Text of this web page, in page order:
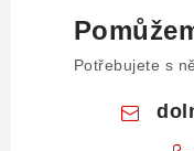
Potřebujete s